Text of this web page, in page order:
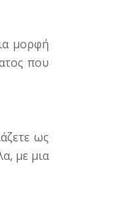
μορφή
που
ως
με μια